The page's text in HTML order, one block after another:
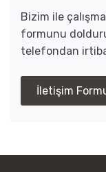
Bizim ile
formunu
telefondan
İletişim